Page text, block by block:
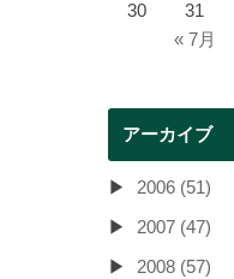
« 7月
30
31
アーカイブ
2006 (51)
2007 (47)
2008 (57)